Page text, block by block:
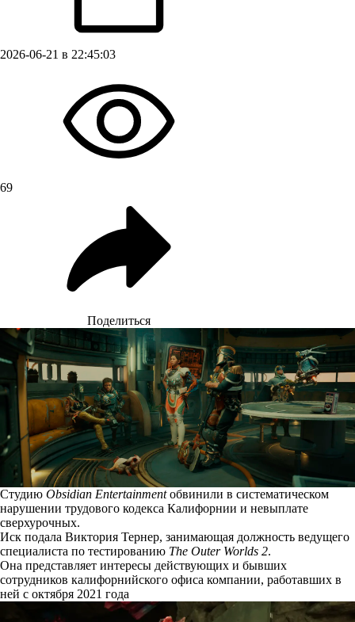
2026-06-21 в 22:45:03
69
Поделиться
Студию Obsidian Entertainmentобвинили в систематическом
нарушении трудового кодекса Калифорнии и невыплате
сверхурочных.
Иск подала Виктория Тернер, занимающая должность ведущего
специалиста по тестированию The Outer Worlds 2.
Она представляет интересы действующих и бывших
сотрудников калифорнийского офиса компании, работавших в
ней с октября 2021 года